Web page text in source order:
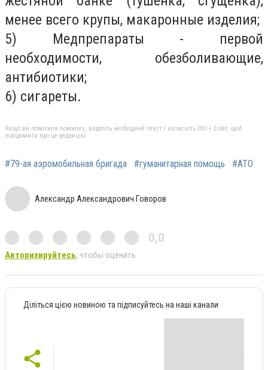
менее всего крупы, макаронные изделия;
5) Медпрепараты - первой
необходимости, обезболивающие,
антибиотики;
6) сигареты.
Якщо ви помітили помилку, виділіть необхідний текст і натисніть Ctrl + Enter, щоб
повідомити про це редакцію
#79-ая аэромобильная бригада #гуманитарная помощь #АТО
Александр Александрович Говоров
0,0
Авторизируйтесь, чтобы оценить
Діліться цією новиною та підписуйтесь на наші канали